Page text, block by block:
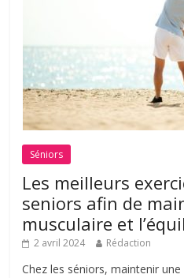
Séniors
Les meilleurs
seniors afin de
musculaire et
2 avril 2024 Rédaction
Chez les séniors, maintenir